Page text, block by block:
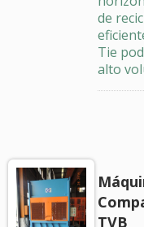
de
Tie
alto
TVB